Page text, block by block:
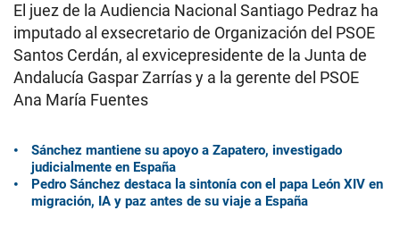
El juez de la Audiencia Nacional Santiago Pedraz ha
imputado al exsecretario de Organización del PSOE
Santos Cerdán, al exvicepresidente de la Junta de
Andalucía Gaspar Zarrías y a la gerente del PSOE
Ana María Fuentes
Sánchez mantiene su apoyo a Zapatero, investigado
judicialmente en España
Pedro Sánchez destaca la sintonía con el papa León XIV en
migración, IA y paz antes de su viaje a España